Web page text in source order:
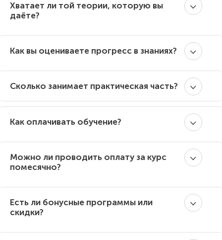
Хватает ли той теории, которую вы
даёте?
Как вы оцениваете прогресс в знаниях?
Сколько занимает практическая часть?
Как оплачивать обучение?
Можно ли проводить оплату за курс
помесячно?
Есть ли бонусные программы или
скидки?